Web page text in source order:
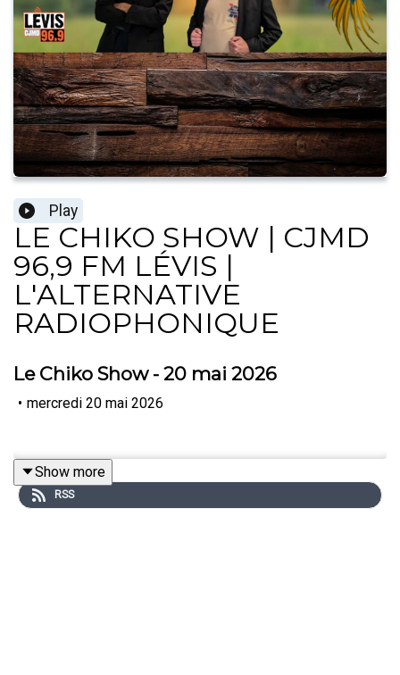
Play
LE CHIKO SHOW | CJMD
96,9 FM LÉVIS |
L'ALTERNATIVE
RADIOPHONIQUE
Le Chiko Show - 20 mai 2026
• mercredi 20 mai 2026
Show more
RSS